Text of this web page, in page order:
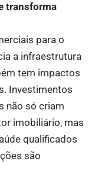
transforma
para o
a infraestrutura
tem impactos
Investimentos
não só criam
imobiliário, mas
qualificados
são